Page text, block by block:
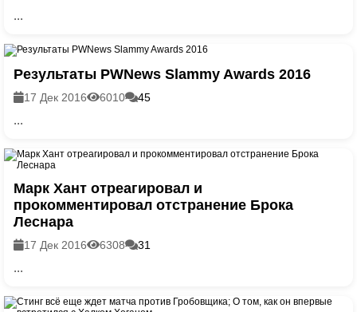
...
Результаты PWNews Slammy Awards 2016
17 Дек 2016 6010 45
...
Марк Хант отреагировал и
прокомментировал отстранение Брока
Леснара
17 Дек 2016 6308 31
...